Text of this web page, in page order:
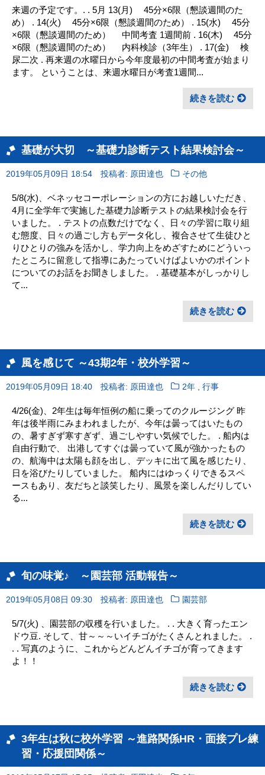
来週の予定です。. . 5月 13(月) 45分×6限（懇談週間のた
め） . 14(火) 45分×6限（懇談週間のため） . 15(水) 45分
×6限（懇談週間のため） 中間考査 1週間前 . 16(木) 45分
×6限（懇談週間のため） 内科検診（3年生） . 17(金) 検
尿二次 . 再来週の水曜日から今年度最初の中間考査が始まり
ます。 ということは、来週水曜日が考査1週間...
続きを読む
基礎が大切 ～基礎力診断テスト結果検討会～
2019年05月09日 18:54 投稿者: 原田達也 その他
5/8(水)、ベネッセコーポレーションの方にお越しいただき、
4月に全学年で実施した基礎力診断テストの結果検討会を行
いました。 . テストの点数だけでなく、日々の学習に取り組
む態度、日々の過ごし方もデータ化し、複合させて生徒ひと
りひとりの強みを活かし、学力向上をめざすためにどういっ
たところに留意して指導にあたっていけばよいかのポイント
についてのお話をお聞きしました。 . 基礎基本がしっかりし
て...
続きを読む
風を感じて ～43期2年・校外学習～
2019年05月09日 18:40 投稿者: 原田達也 2年 ,行事
4/26(金)、2年生は毎年恒例の船に乗ってのクルージング 昨
年は後半雨にみまわれましたが、今年は曇ってはいたもの
の、暑すぎず寒すぎず、過ごしやすい気候でした。 . 船内は
自由行動で、 出港してすぐは曇っていて風が強かったもの
の、航海中は太陽も顔を出し、デッキに出て風を感じたり、
日を浴びたりしていました。 船内にはゆっくりできるスペ
ースもあり、友だちと談笑したり、風景を楽しんだりしてい
る...
続きを読む
旬の味覚♪ ～園芸部 活動報告～
2019年05月08日 09:30 投稿者: 原田達也 園芸部
5/7(火) 、園芸部の収穫を行いました。 . . 大きく育ったエン
ドウ豆. そして、甘～～～いイチゴがたくさんとれました。 .
. . 写真のように、これからどんどんイチゴが育ってきます
よ！！
続きを読む
3年生は秋に校外学習 ～進路関係HR・面接プレ練
習・応援団関係～